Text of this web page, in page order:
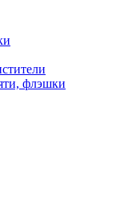
флэшки